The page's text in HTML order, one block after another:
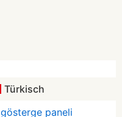
Türkisch
gösterge paneli